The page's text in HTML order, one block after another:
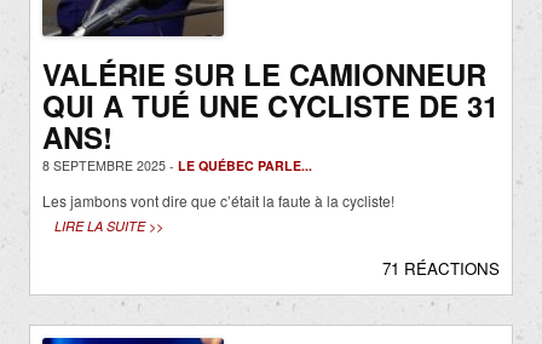
VALÉRIE SUR LE CAMIONNEUR
QUI A TUÉ UNE CYCLISTE DE 31
ANS!
8 SEPTEMBRE 2025 - LE QUÉBEC PARLE...
Les jambons vont dire que c’était la faute à la cycliste!
LIRE LA SUITE >>
71 RÉACTIONS